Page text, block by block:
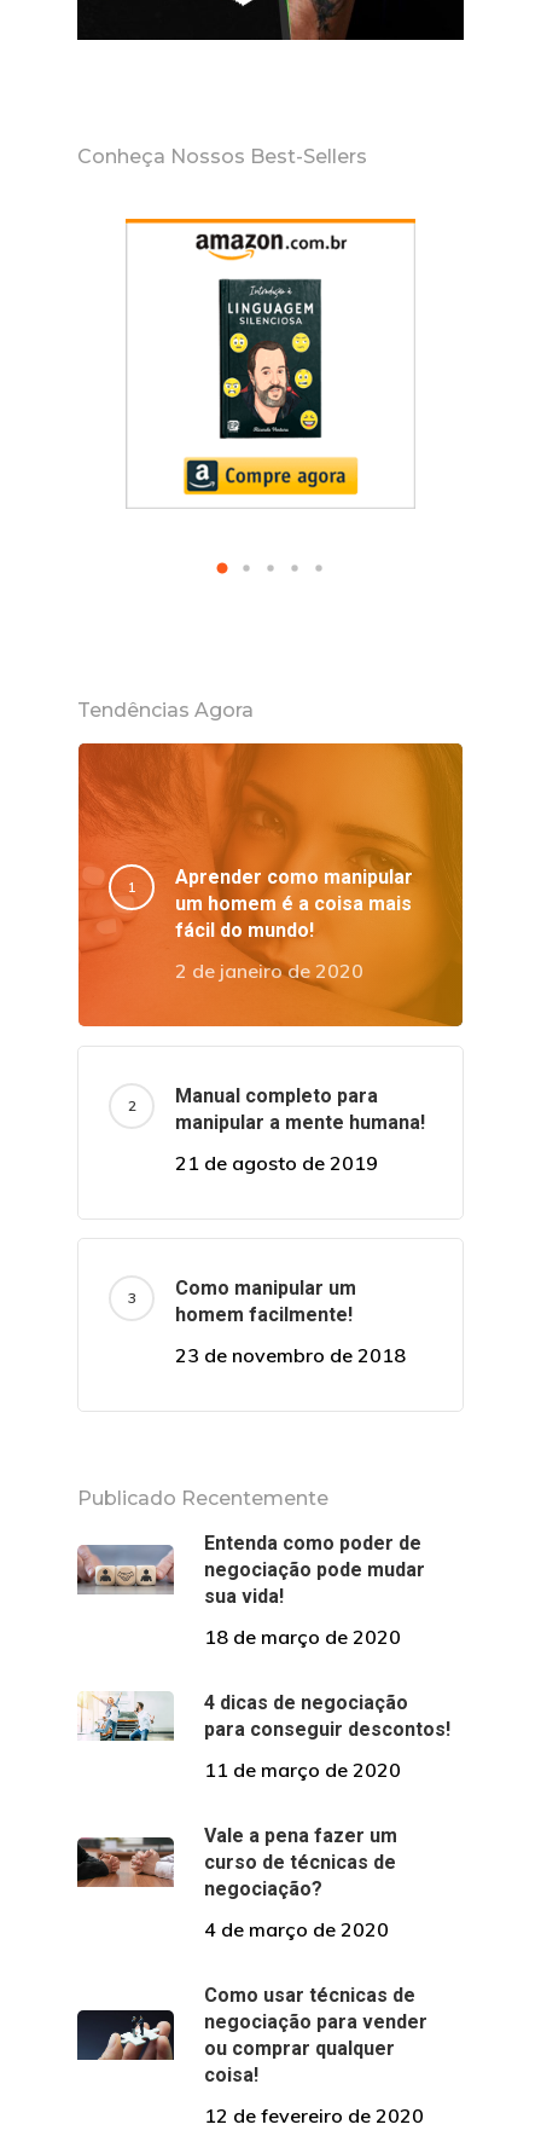
Conheça Nossos Best-Sellers
Tendências Agora
Aprender como manipular
um homem é a coisa mais
fácil do mundo!
2 de janeiro de 2020
Manual completo para
manipular a mente humana!
21 de agosto de 2019
Como manipular um
homem facilmente!
23 de novembro de 2018
Publicado Recentemente
Entenda como poder de
negociação pode mudar
sua vida!
18 de março de 2020
4 dicas de negociação
para conseguir descontos!
11 de março de 2020
Vale a pena fazer um
curso de técnicas de
negociação?
4 de março de 2020
Como usar técnicas de
negociação para vender
ou comprar qualquer
coisa!
12 de fevereiro de 2020